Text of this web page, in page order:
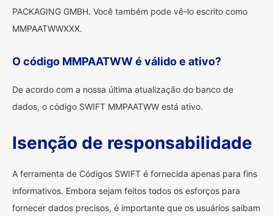
PACKAGING GMBH. Você também pode vê-lo escrito como
MMPAATWWXXX.
O código MMPAATWW é válido e ativo?
De acordo com a nossa última atualização do banco de
dados, o código SWIFT MMPAATWW está ativo.
Isenção de responsabilidade
A ferramenta de Códigos SWIFT é fornecida apenas para fins
informativos. Embora sejam feitos todos os esforços para
fornecer dados precisos, é importante que os usuários saibam